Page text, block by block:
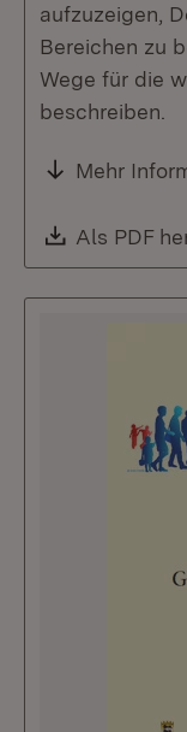
aufzuzeigen,
Bereichen zu
Wege für die
beschreiben.
Mehr
Download:
Als PDF